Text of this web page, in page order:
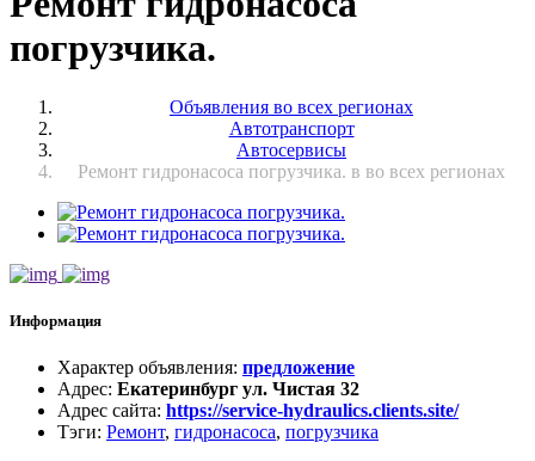
погрузчика.
Объявления во всех регионах
Автотранспорт
Автосервисы
Ремонт гидронасоса погрузчика. в во всех регионах
Информация
Характер объявления: предложение
Адрес: Екатеринбург ул. Чистая 32
Адрес сайта: https://service-hydraulics.clients.site/
Тэги: Ремонт, гидронасоса, погрузчика